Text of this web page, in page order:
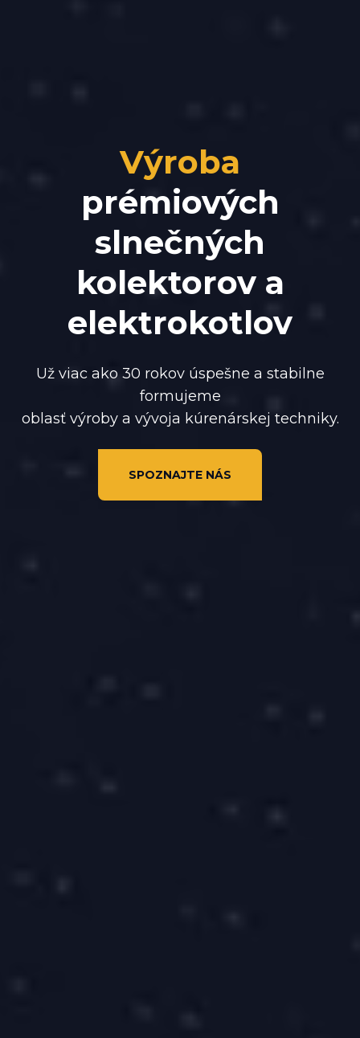
Výroba
prémiových
slnečných
kolektorov a
elektrokotlov
Už viac ako 30 rokov úspešne a stabilne
formujeme
oblasť výroby a vývoja kúrenárskej techniky.
SPOZNAJTE NÁS